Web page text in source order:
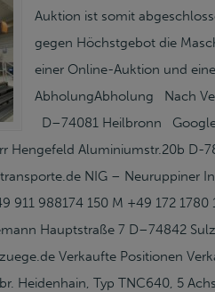
Auktion ist somit
gegen Höchstgebot die
einer Online-Auktion und
AbholungAbholung Nach
D–74081 Heilbronn
Hengefeld Aluminiumstr.20b D-
NIG – Neuruppiner
911 988174 150 M +49 172
Hauptstraße 7 D–74842
Verkaufte Positionen
Heidenhain, Typ TNC640, 5